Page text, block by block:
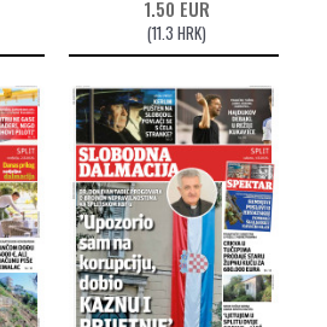
1.50 EUR
(11.3 HRK)